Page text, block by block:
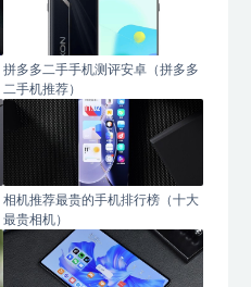
拼多多二手手机测评安卓（拼多多
二手机推荐）
相机推荐最贵的手机排行榜（十大
最贵相机）